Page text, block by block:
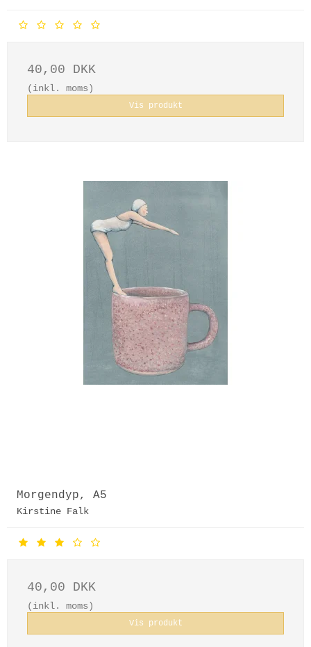
40,00 DKK
(inkl. moms)
Vis produkt
Morgendyp, A5
Kirstine Falk
40,00 DKK
(inkl. moms)
Vis produkt